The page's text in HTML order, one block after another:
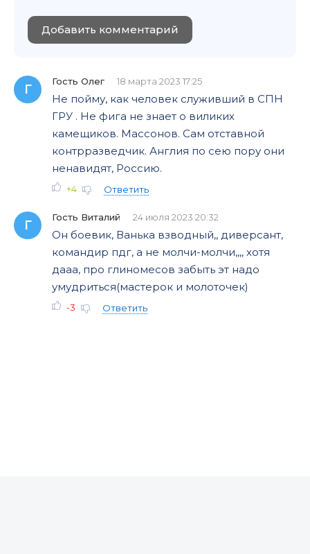
Добавить комментарий
Г
Гость Олег 18 марта 2023 17:25
Не пойму, как человек служивший в СПН
ГРУ . Не фига не знает о виликих
камещиков. Массонов. Сам отставной
контрразведчик. Англия по сею пору они
ненавидят, Россию.
+4 Ответить
Г
Гость Виталий 24 июля 2023 20:32
Он боевик, Ванька взводный,, диверсант,
командир пдг, а не молчи-молчи,,,, хотя
дааа, про глиномесов забыть эт надо
умудриться(мастерок и молоточек)
-3 Ответить